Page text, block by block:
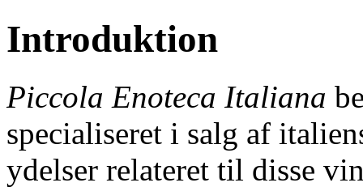
Introduktion
Piccola Enoteca Italiana
specialiseret i salg af
ydelser relateret til disse